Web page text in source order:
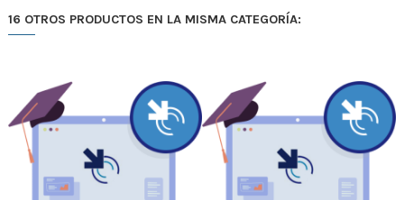
16 OTROS PRODUCTOS EN LA MISMA CATEGORÍA: